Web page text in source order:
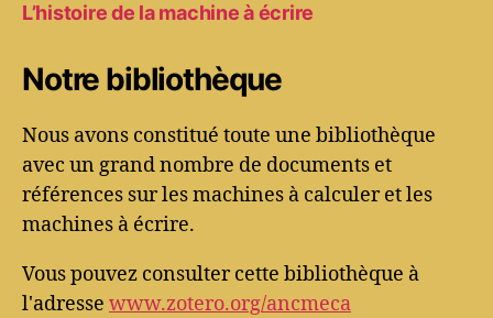
L’histoire de la machine à écrire
Notre bibliothèque
Nous avons constitué toute une bibliothèque
avec un grand nombre de documents et
références sur les machines à calculer et les
machines à écrire.
Vous pouvez consulter cette bibliothèque à
l'adresse www.zotero.org/ancmeca